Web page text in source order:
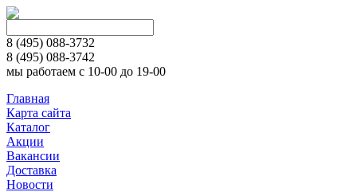
8 (495) 088-3732
8 (495) 088-3742
мы работаем с 10-00 до 19-00
Главная
Карта сайта
Каталог
Акции
Вакансии
Доставка
Новости